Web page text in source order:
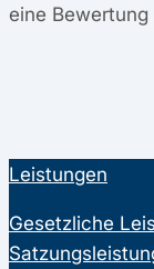
eine Bewertung
Leistungen
Gesetzliche